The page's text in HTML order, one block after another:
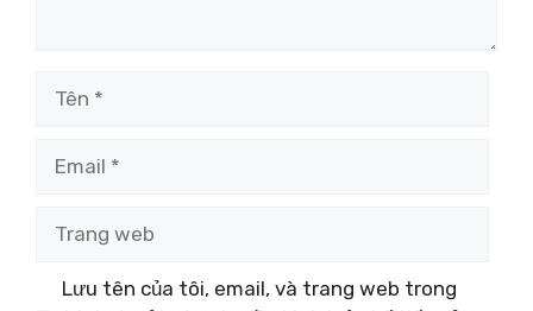
Lưu tên của tôi, email, và trang web trong